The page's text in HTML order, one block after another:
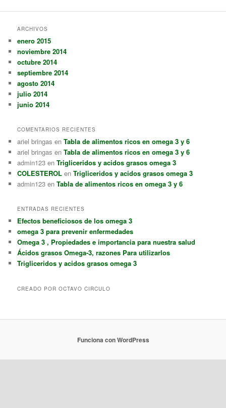
ARCHIVOS
enero 2015
noviembre 2014
octubre 2014
septiembre 2014
agosto 2014
julio 2014
junio 2014
COMENTARIOS RECIENTES
ariel bringas enTabla de alimentos ricos en omega 3 y 6
ariel bringas enTabla de alimentos ricos en omega 3 y 6
admin123 enTrigliceridos y acidos grasos omega 3
COLESTEROL enTrigliceridos y acidos grasos omega 3
admin123 enTabla de alimentos ricos en omega 3 y 6
ENTRADAS RECIENTES
Efectos beneficiosos de los omega 3
omega 3 para prevenir enfermedades
Omega 3 , Propiedades e importancia para nuestra salud
Ácidos grasos Omega-3, razones Para utilizarlos
Trigliceridos y acidos grasos omega 3
CREADO POR OCTAVO CIRCULO
Funciona con WordPress